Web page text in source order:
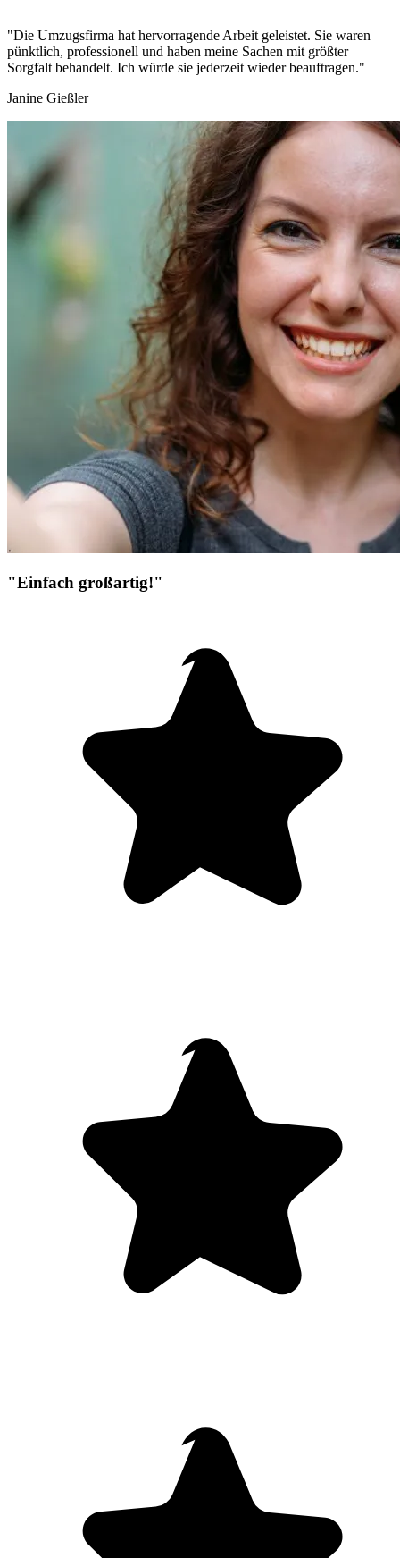
"Die Umzugsfirma hat hervorragende Arbeit geleistet. Sie waren
pünktlich, professionell und haben meine Sachen mit größter
Sorgfalt behandelt. Ich würde sie jederzeit wieder beauftragen."
Janine Gießler
"Einfach großartig!"